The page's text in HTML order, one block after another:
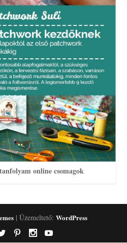
online csomagok
| Üzemeltető: WordPress